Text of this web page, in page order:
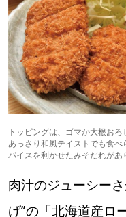
情報提供・お問い合わせ
プライ
トッピングは、ゴマか大根お
あっさり和風テイストでも食
パイスを利かせたみそだれがあ
肉汁のジューシー
げ”の「北海道産ロ